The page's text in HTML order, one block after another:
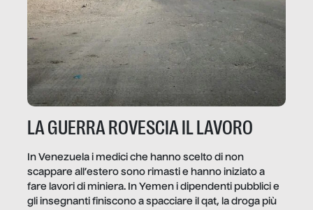
LA GUERRA ROVESCIA IL LAVORO
In Venezuela i medici che hanno scelto di non
scappare all’estero sono rimasti e hanno iniziato a
fare lavori di miniera. In Yemen i dipendenti pubblici e
gli insegnanti finiscono a spacciare il qat, la droga più